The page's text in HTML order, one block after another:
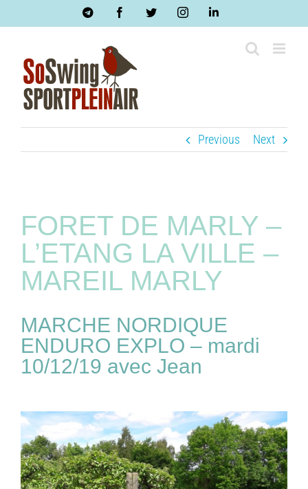
TelegramFacebookTwitterInstagramLinkedIn
Previous Next
FORET DE MARLY –
L’ETANG LA VILLE –
MAREIL MARLY
MARCHE NORDIQUE
ENDURO EXPLO – mardi
10/12/19 avec Jean